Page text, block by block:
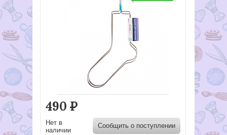
490 Р
Нет в
наличии
Сообщить о поступлении